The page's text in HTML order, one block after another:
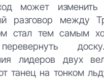
может
разговор между
стал тем самым
лидеров двух
танец на тонком